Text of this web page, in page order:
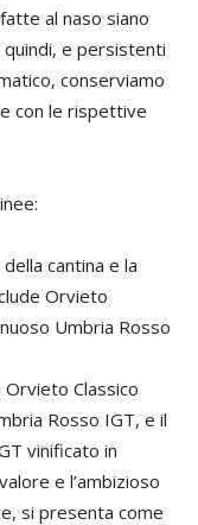
al naso siano
quindi, e persistenti
conserviamo
con le rispettive
cantina e la
Orvieto
Umbria Rosso
Orvieto Classico
Rosso IGT, e il
vinificato in
e l’ambizioso
si presenta come